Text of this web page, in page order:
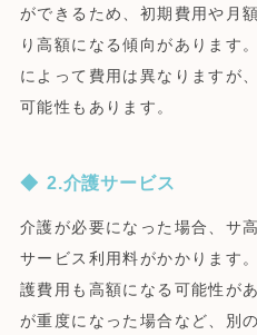
ができるため、初期費用や月
り高額になる傾向があります
によって費用は異なりますが
可能性もあります。
2.介護サービス
介護が必要になった場合、サ
サービス利用料がかかります
護費用も高額になる可能性が
が重度になった場合など、別